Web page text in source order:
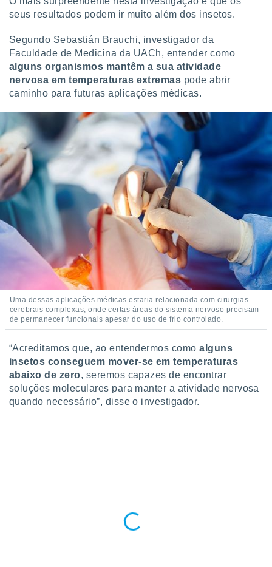
criar
medir
da
medir o
dos
os
de
de dados
fontes,
melhorar
dados
estudos
seus resultados podem ir muito além dos insetos.
Segundo Sebastián Brauchi, investigador da
Faculdade de Medicina da UACh, entender como
alguns organismos mantêm a sua atividade
nervosa em temperaturas extremas pode abrir
caminho para futuras aplicações médicas.
Uma dessas aplicações médicas estaria relacionada com cirurgias
cerebrais complexas, onde certas áreas do sistema nervoso precisam
de permanecer funcionais apesar do uso de frio controlado.
“Acreditamos que, ao entendermos comoalguns
insetos conseguem mover-se em temperaturas
abaixo de zero, seremos capazes de encontrar
soluções moleculares para manter a atividade nervosa
quando necessário”, disse o investigador.